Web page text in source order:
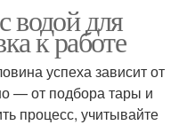
водой для
к работе
успеха зависит от
— от подбора тары и
процесс, учитывайте